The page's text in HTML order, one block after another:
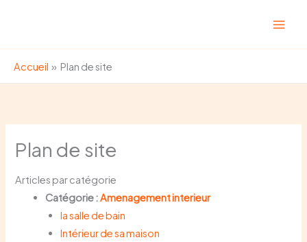
Accueil
Plan de site
Plan de site
Articles par catégorie
Catégorie :Amenagement interieur
la salle de bain
Intérieur de sa maison